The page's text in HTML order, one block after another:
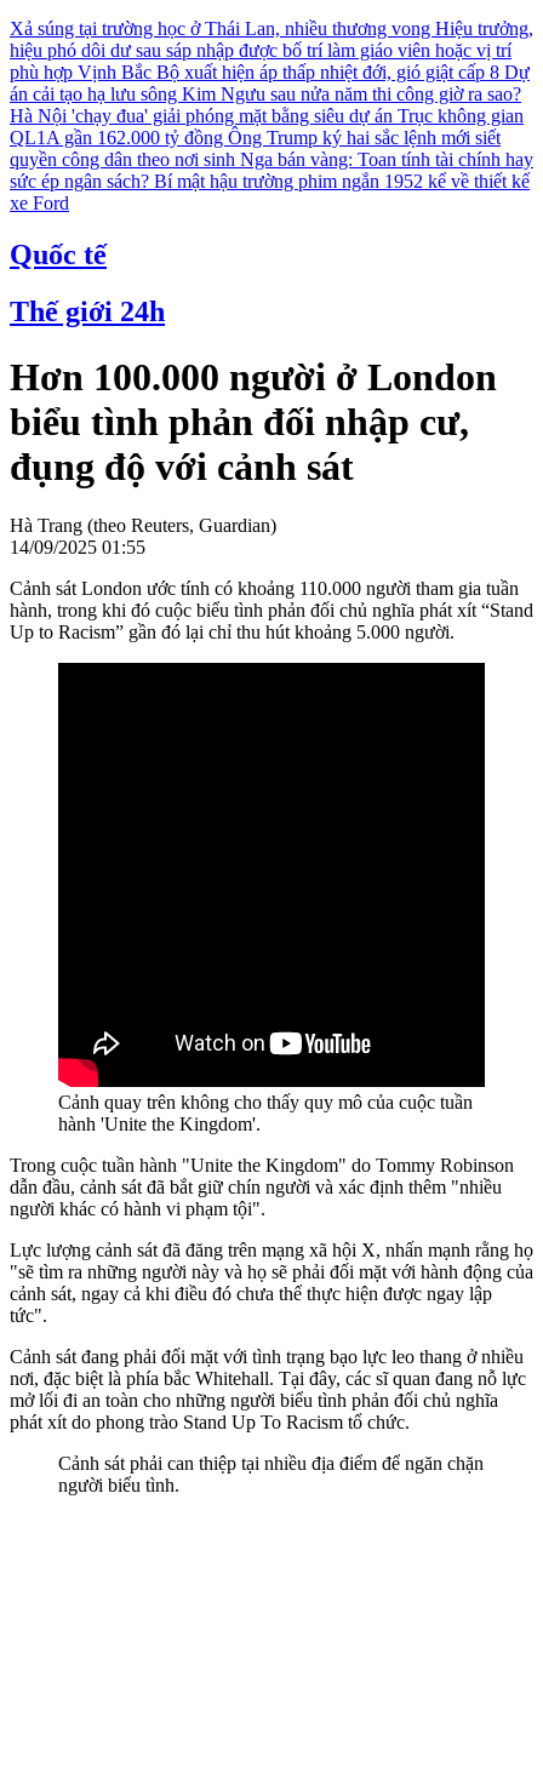
Xả súng tại trường học ở Thái Lan, nhiều thương vong Hiệu trưởng,
hiệu phó dôi dư sau sáp nhập được bố trí làm giáo viên hoặc vị trí
phù hợp Vịnh Bắc Bộ xuất hiện áp thấp nhiệt đới, gió giật cấp 8 Dự
án cải tạo hạ lưu sông Kim Ngưu sau nửa năm thi công giờ ra sao?
Hà Nội 'chạy đua' giải phóng mặt bằng siêu dự án Trục không gian
QL1A gần 162.000 tỷ đồng Ông Trump ký hai sắc lệnh mới siết
quyền công dân theo nơi sinh Nga bán vàng: Toan tính tài chính hay
sức ép ngân sách? Bí mật hậu trường phim ngắn 1952 kể về thiết kế
xe Ford
Quốc tế
Thế giới 24h
Hơn 100.000 người ở London
biểu tình phản đối nhập cư,
đụng độ với cảnh sát
Hà Trang (theo Reuters, Guardian)
14/09/2025 01:55
Cảnh sát London ước tính có khoảng 110.000 người tham gia tuần
hành, trong khi đó cuộc biểu tình phản đối chủ nghĩa phát xít “Stand
Up to Racism” gần đó lại chỉ thu hút khoảng 5.000 người.
Cảnh quay trên không cho thấy quy mô của cuộc tuần
hành 'Unite the Kingdom'.
Trong cuộc tuần hành "Unite the Kingdom" do Tommy Robinson
dẫn đầu, cảnh sát đã bắt giữ chín người và xác định thêm "nhiều
người khác có hành vi phạm tội".
Lực lượng cảnh sát đã đăng trên mạng xã hội X, nhấn mạnh rằng họ
"sẽ tìm ra những người này và họ sẽ phải đối mặt với hành động của
cảnh sát, ngay cả khi điều đó chưa thể thực hiện được ngay lập
tức".
Cảnh sát đang phải đối mặt với tình trạng bạo lực leo thang ở nhiều
nơi, đặc biệt là phía bắc Whitehall. Tại đây, các sĩ quan đang nỗ lực
mở lối đi an toàn cho những người biểu tình phản đối chủ nghĩa
phát xít do phong trào Stand Up To Racism tổ chức.
Cảnh sát phải can thiệp tại nhiều địa điểm để ngăn chặn
người biểu tình.